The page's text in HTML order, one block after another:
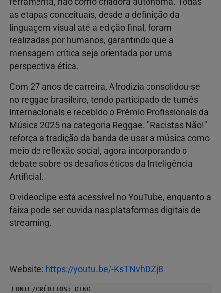
as etapas conceituais, desde a definição da
linguagem visual até a edição final, foram
realizadas por humanos, garantindo que a
mensagem crítica seja orientada por uma
perspectiva ética.
Com 27 anos de carreira, Afrodizia consolidou-se
no reggae brasileiro, tendo participado de turnês
internacionais e recebido o Prêmio Profissionais da
Música 2025 na categoria Reggae. "Racistas Não!"
reforça a tradição da banda de usar a música como
meio de reflexão social, agora incorporando o
debate sobre os desafios éticos da Inteligência
Artificial.
O videoclipe está acessível no YouTube, enquanto a
faixa pode ser ouvida nas plataformas digitais de
streaming.
Website: https://youtu.be/-KsTNvhDZj8
FONTE/CRÉDITOS: DINO